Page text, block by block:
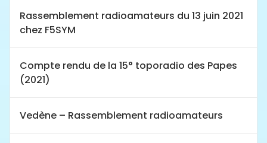
Rassemblement radioamateurs du 13 juin 2021
chez F5SYM
Compte rendu de la 15° toporadio des Papes
(2021)
Vedène – Rassemblement radioamateurs